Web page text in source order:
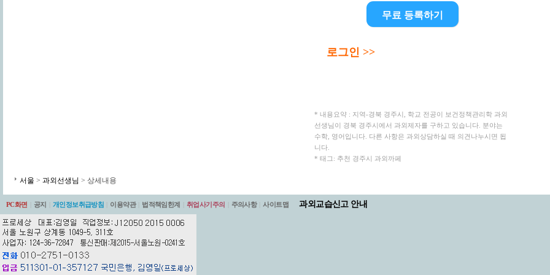
무료 등록하기
로그인 >>
* 내용요약 : 지역-경북 경주시, 학교 전공이 보건정책관리학 과외
선생님이 경북 경주시에서 과외제자를 구하고 있습니다. 분야는
수학, 영어입니다. 다른 사항은 과외상담하실 때 의견나누시면 됩
니다.
* 태그: 추천 경주시 과외까페
서울 > 과외선생님 > 상세내용
PC화면 공지 개인정보취급방침 이용약관 법적책임한계 취업사기주의 주의사항 사이트맵 과외교습신고 안내